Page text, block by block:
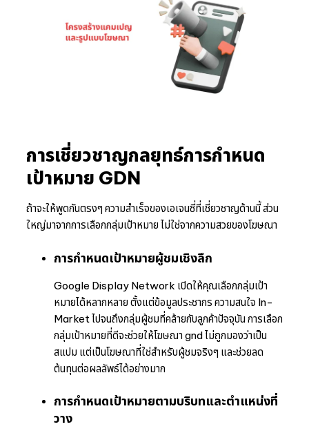
การเชี่ยวชาญกลยุทธ์การกำหนด
เป้าหมาย GDN
ถ้าจะให้พูดกันตรงๆ ความสำเร็จของเอเจนซี่ที่เชี่ยวชาญด้านนี้ ส่วน
ใหญ่มาจากการเลือกกลุ่มเป้าหมาย ไม่ใช่จากความสวยของโฆษณา
การกำหนดเป้าหมายผู้ชมเชิงลึก
Google Display Network เปิดให้คุณเลือกกลุ่มเป้า
หมายได้หลากหลาย ตั้งแต่ข้อมูลประชากร ความสนใจ In-
Market ไปจนถึงกลุ่มผู้ชมที่คล้ายกับลูกค้าปัจจุบัน การเลือก
กลุ่มเป้าหมายที่ดีจะช่วยให้โฆษณา gnd ไม่ถูกมองว่าเป็น
สแปม แต่เป็นโฆษณาที่ใช่สำหรับผู้ชมจริงๆ และช่วยลด
ต้นทุนต่อผลลัพธ์ได้อย่างมาก
การกำหนดเป้าหมายตามบริบทและตำแหน่งที่
วาง